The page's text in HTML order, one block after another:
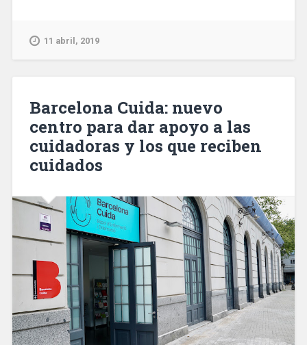
a
integran
la
lista
electoral»
11 abril, 2019
Barcelona Cuida: nuevo
centro para dar apoyo a las
cuidadoras y los que reciben
cuidados